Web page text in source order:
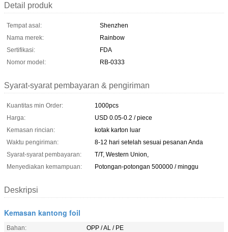
Detail produk
Tempat asal:
Shenzhen
Nama merek:
Rainbow
Sertifikasi:
FDA
Nomor model:
RB-0333
Syarat-syarat pembayaran & pengiriman
Kuantitas min Order:
1000pcs
Harga:
USD 0.05-0.2 / piece
Kemasan rincian:
kotak karton luar
Waktu pengiriman:
8-12 hari setelah sesuai pesanan Anda
Syarat-syarat pembayaran:
T/T, Western Union,
Menyediakan kemampuan:
Potongan-potongan 500000 / minggu
Deskripsi
Kemasan kantong foil
Bahan:
OPP / AL / PE